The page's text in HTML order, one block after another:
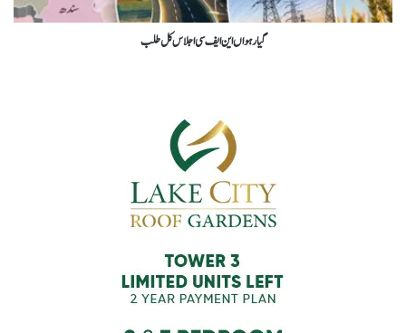
گیارہواں این ایف سی اجلاس کل طلب